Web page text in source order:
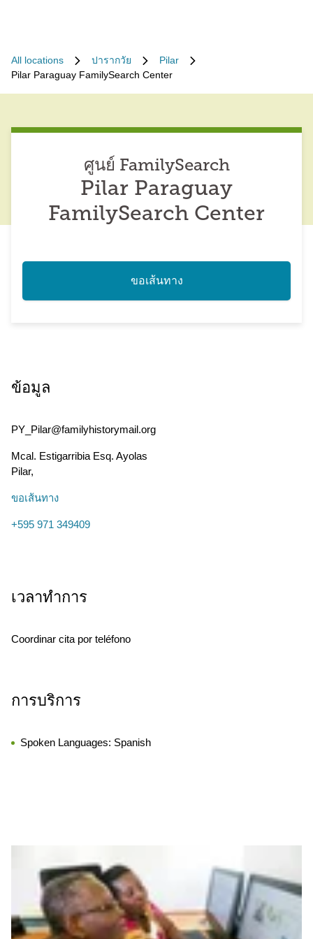
All locations ปารากวัย
Pilar
Pilar Paraguay FamilySearch Center
ศูนย์ FamilySearch
Pilar Paraguay
FamilySearch Center
ขอเส้นทาง
ข้อมูล
PY_Pilar@familyhistorymail.org
Mcal. Estigarribia Esq. Ayolas
Pilar,
ขอเส้นทาง
+595 971 349409
เวลาทำการ
Coordinar cita por teléfono
การบริการ
Spoken Languages: Spanish